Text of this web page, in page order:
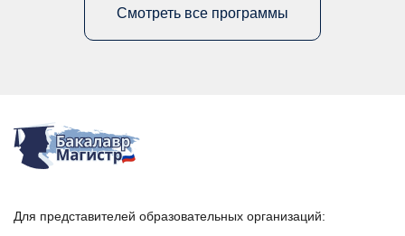
Смотреть все программы
Для представителей образовательных организаций: